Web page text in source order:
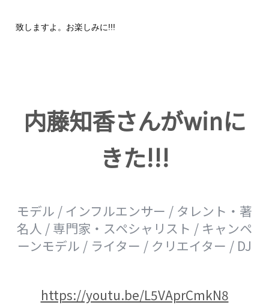
致しますよ。お楽しみに!!!
内藤知香さんがwinに
きた!!!
モデル / インフルエンサー / タレント・著
名人 / 専門家・スペシャリスト / キャンペ
ーンモデル / ライター / クリエイター / DJ
https://youtu.be/L5VAprCmkN8